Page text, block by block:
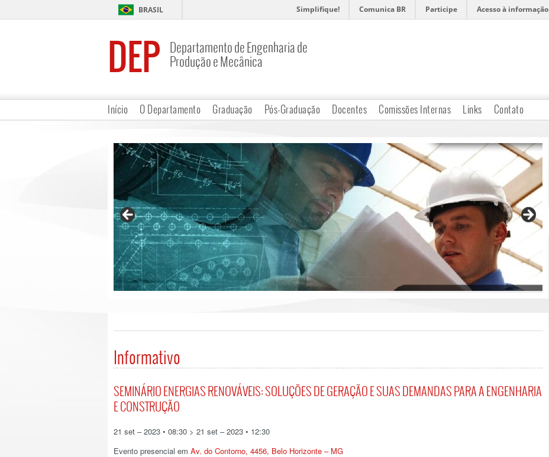
BRASIL Simplifique! Comunica BR Participe Acesso à informação
DEP
Departamento de Engenharia de
Produção e Mecânica
Início O Departamento Graduação Pós-Graduação Docentes Comissões Internas Links Contato
Informativo
SEMINÁRIO ENERGIAS RENOVÁVEIS: SOLUÇÕES DE GERAÇÃO E SUAS DEMANDAS PARA A ENGENHARIA
E CONSTRUÇÃO
21 set – 2023 • 08:30 > 21 set – 2023 • 12:30
Evento presencial em Av. do Contorno, 4456, Belo Horizonte – MG